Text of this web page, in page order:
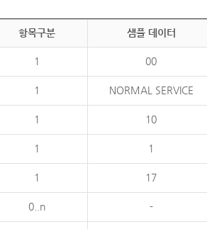
항목구분 샘플 데이터
1 00
1 NORMAL SERVICE
1 10
1 1
1 17
0..n -